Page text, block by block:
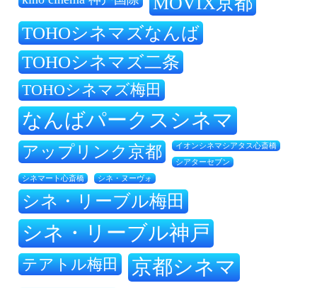
TOHOシネマズなんば
TOHOシネマズ二条
TOHOシネマズ梅田
なんばパークスシネマ
アップリンク京都 イオンシネマシアタス心斎橋
シアターセブン
シネマート心斎橋 シネ・ヌーヴォ
シネ・リーブル梅田
シネ・リーブル神戸
テアトル梅田 京都シネマ